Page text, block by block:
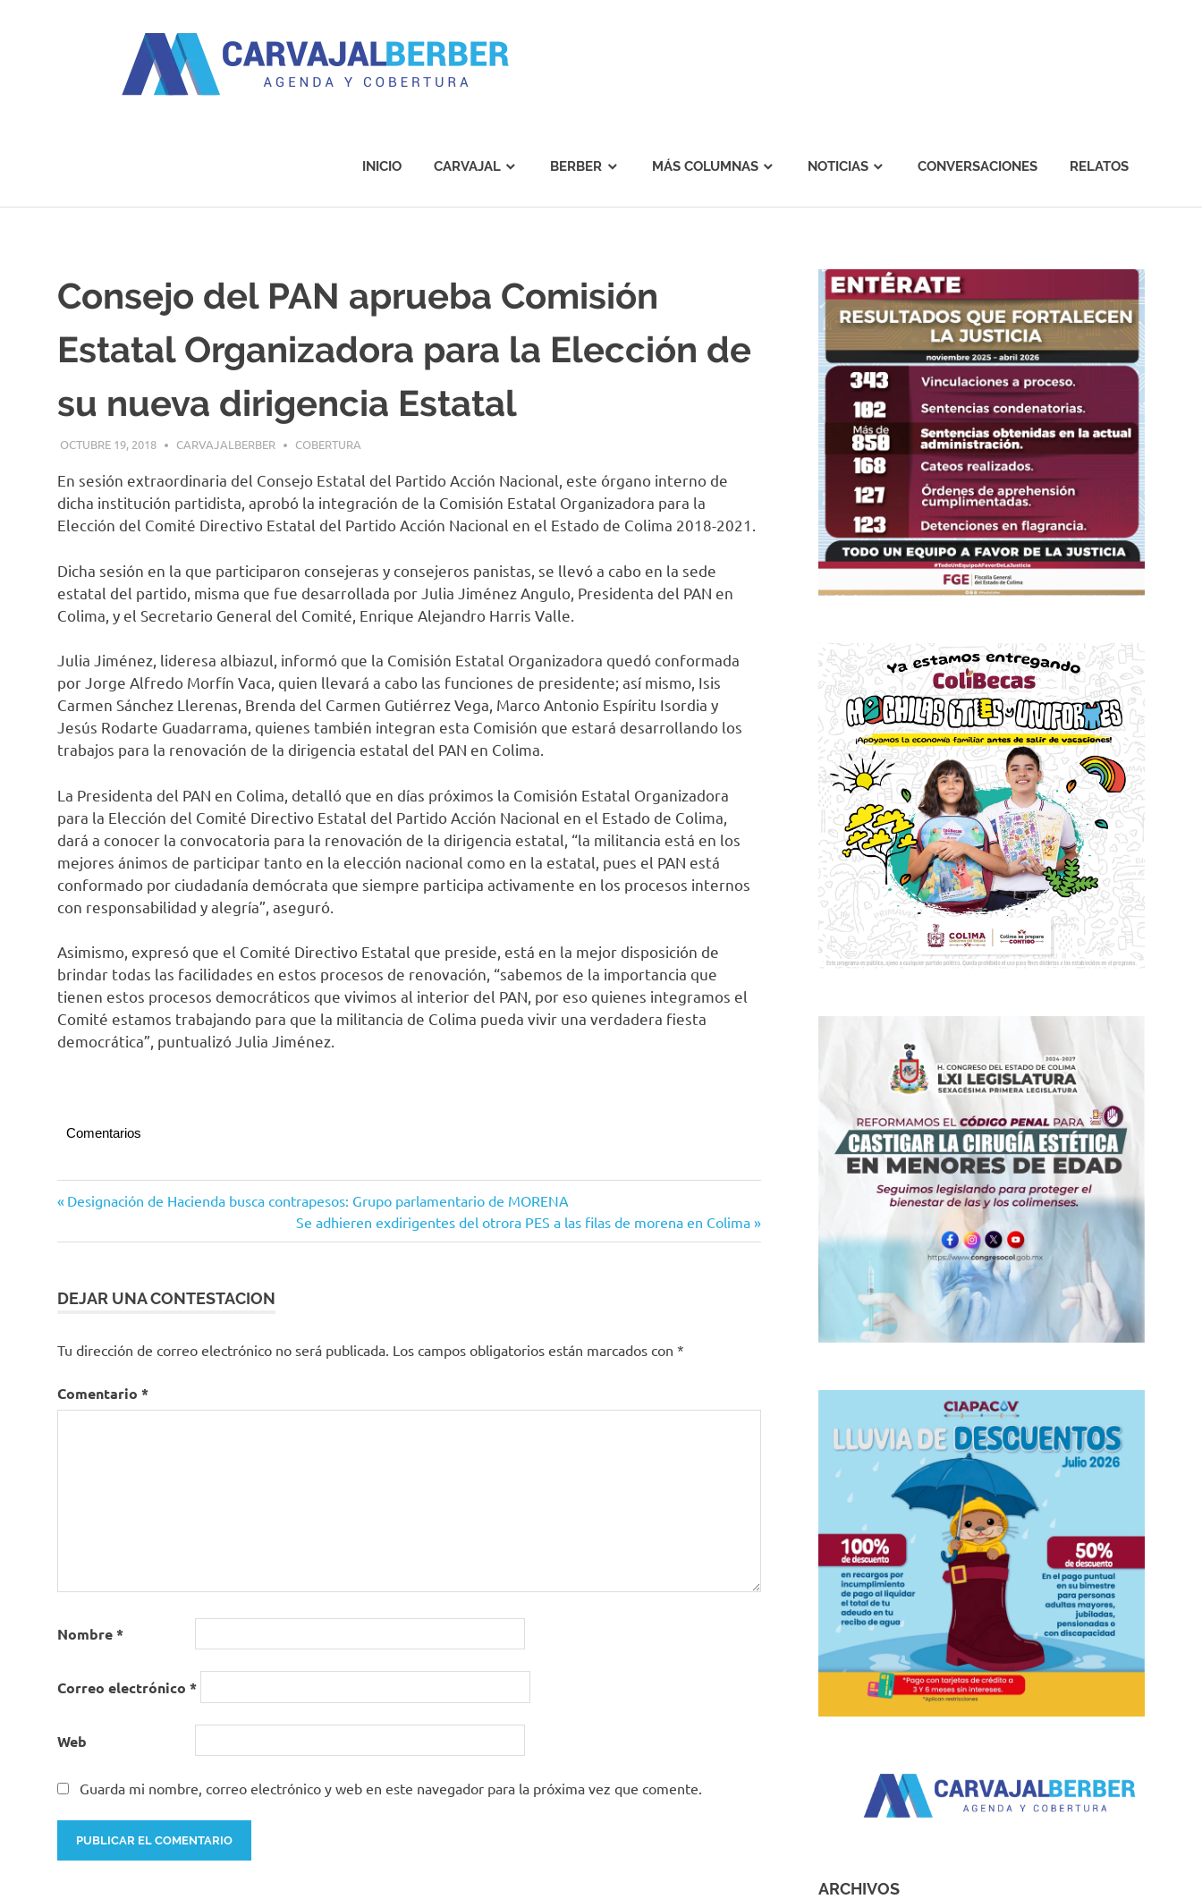
INICIO CARVAJAL BERBER MÁS COLUMNAS NOTICIAS CONVERSACIONES RELATOS
Consejo del PAN aprueba Comisión
Estatal Organizadora para la Elección de
su nueva dirigencia Estatal
OCTUBRE 19, 2018 CARVAJALBERBER COBERTURA
En sesión extraordinaria del Consejo Estatal del Partido Acción Nacional, este órgano interno de
dicha institución partidista, aprobó la integración de la Comisión Estatal Organizadora para la
Elección del Comité Directivo Estatal del Partido Acción Nacional en el Estado de Colima 2018-2021.
Dicha sesión en la que participaron consejeras y consejeros panistas, se llevó a cabo en la sede
estatal del partido, misma que fue desarrollada por Julia Jiménez Angulo, Presidenta del PAN en
Colima, y el Secretario General del Comité, Enrique Alejandro Harris Valle.
Julia Jiménez, lideresa albiazul, informó que la Comisión Estatal Organizadora quedó conformada
por Jorge Alfredo Morfín Vaca, quien llevará a cabo las funciones de presidente; así mismo, Isis
Carmen Sánchez Llerenas, Brenda del Carmen Gutiérrez Vega, Marco Antonio Espíritu Isordia y
Jesús Rodarte Guadarrama, quienes también integran esta Comisión que estará desarrollando los
trabajos para la renovación de la dirigencia estatal del PAN en Colima.
La Presidenta del PAN en Colima, detalló que en días próximos la Comisión Estatal Organizadora
para la Elección del Comité Directivo Estatal del Partido Acción Nacional en el Estado de Colima,
dará a conocer la convocatoria para la renovación de la dirigencia estatal, “la militancia está en los
mejores ánimos de participar tanto en la elección nacional como en la estatal, pues el PAN está
conformado por ciudadanía demócrata que siempre participa activamente en los procesos internos
con responsabilidad y alegría”, aseguró.
Asimismo, expresó que el Comité Directivo Estatal que preside, está en la mejor disposición de
brindar todas las facilidades en estos procesos de renovación, “sabemos de la importancia que
tienen estos procesos democráticos que vivimos al interior del PAN, por eso quienes integramos el
Comité estamos trabajando para que la militancia de Colima pueda vivir una verdadera fiesta
democrática”, puntualizó Julia Jiménez.
Comentarios
Estatal
Navegación
de
Entrada
Designación de Hacienda busca contrapesos: Grupo parlamentario de MORENA
Siguiente
entrada:
Se adhieren exdirigentes del otrora PES a las filas de morena en Colima
DEJAR UNA CONTESTACION
Tu dirección de correo electrónico no será publicada. Los campos obligatorios están marcados con *
Comentario *
Nombre*
Correo electrónico *
Web
Guarda mi nombre, correo electrónico y web en este navegador para la próxima vez que comente.
ARCHIVOS